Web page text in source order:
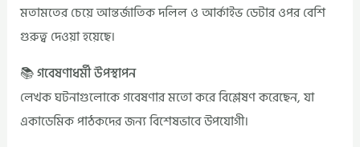
মতামতের চেয়ে আন্তর্জাতিক দলিল ও আর্কাইভ ডেটার ওপর বেশি
গুরুত্ব দেওয়া হয়েছে।
📚 গবেষণাধর্মী উপস্থাপন
লেখক ঘটনাগুলোকে গবেষণার মতো করে বিশ্লেষণ করেছেন, যা
একাডেমিক পাঠকদের জন্য বিশেষভাবে উপযোগী।